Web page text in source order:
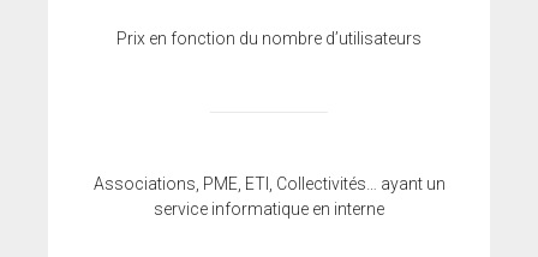
Prix en fonction du nombre d’utilisateurs
Associations, PME, ETI, Collectivités… ayant un
service informatique en interne